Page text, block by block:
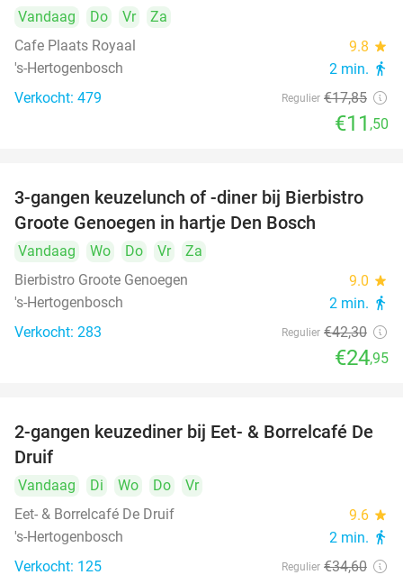
Vandaag Do Vr
Za
Cafe Plaats Royaal
9.8 star
's-Hertogenbosch 2 min. directions_walk
Verkocht: 479 Regulier €17,85
€11 ,50
41%
3-gangen keuzelunch of -diner bij Bierbistro
Groote Genoegen in hartje Den Bosch
Vandaag Wo Do Vr
Za
Bierbistro Groote Genoegen
9.0 star
's-Hertogenbosch 2 min. directions_walk
Verkocht: 283 Regulier €42,30
€24,95
37%
2-gangen keuzediner bij Eet- & Borrelcafé De
Druif
Vandaag Di Wo Do
Vr
Eet- & Borrelcafé De Druif
9.6 star
's-Hertogenbosch 2 min. directions_walk
Verkocht: 125 Regulier €34,60